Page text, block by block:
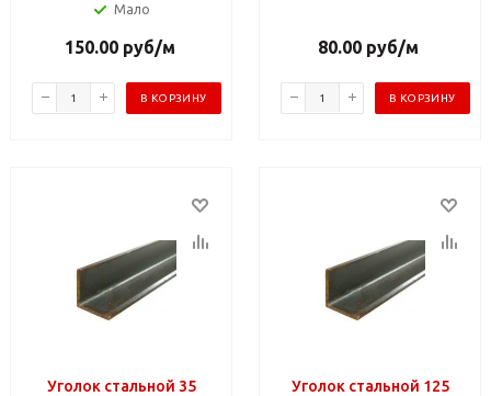
Мало
150.00руб/м
В КОРЗИНУ
80.00 руб/м
В КОРЗИНУ
Уголок стальной 35
Уголок стальной 125